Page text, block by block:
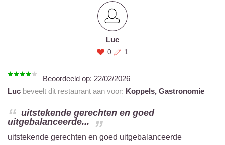
Luc
0 1
Beoordeeld op: 22/02/2026
Luc beveelt dit restaurant aan voor: Koppels, Gastronomie
uitstekende gerechten en goed
uitgebalanceerde...
uitstekende gerechten en goed uitgebalanceerde